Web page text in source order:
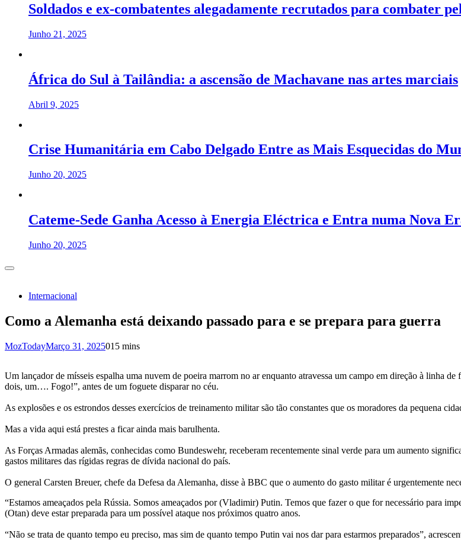
Soldados e ex-combatentes alegadamente recrutados para combater
Junho 21, 2025
África do Sul à Tailândia: a ascensão de Machavane nas artes marciais
Abril 9, 2025
Crise Humanitária em Cabo Delgado Entre as Mais Esquecidas do
Junho 20, 2025
Cateme-Sede Ganha Acesso à Energia Eléctrica e Entra numa Nova
Junho 20, 2025
Internacional
Como a Alemanha está deixando passado para e se prepara para guerra
MozTodayMarço 31, 2025015 mins
Um lançador de mísseis espalha uma nuvem de poeira marrom no ar enquanto atravessa um campo em direção à linha
dois, um…. Fogo!”, antes de um foguete disparar no céu.
As explosões e os estrondos desses exercícios de treinamento militar são tão constantes que os moradores da pequena
Mas a vida aqui está prestes a ficar ainda mais barulhenta.
As Forças Armadas alemãs, conhecidas como Bundeswehr, receberam recentemente sinal verde para um aumento
gastos militares das rígidas regras de dívida nacional do país.
O general Carsten Breuer, chefe da Defesa da Alemanha, disse à BBC que o aumento do gasto militar é urgentemente
“Estamos ameaçados pela Rússia. Somos ameaçados por (Vladimir) Putin. Temos que fazer o que for necessário para
(Otan) deve estar preparada para um possível ataque nos próximos quatro anos.
“Não se trata de quanto tempo eu preciso, mas sim de quanto tempo Putin vai nos dar para estarmos preparados”,